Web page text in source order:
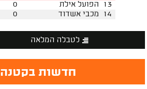
0 הפועל אילת
13
0 מכבי אשדוד 14
לטבלה המלאה
חדשות בקטנה